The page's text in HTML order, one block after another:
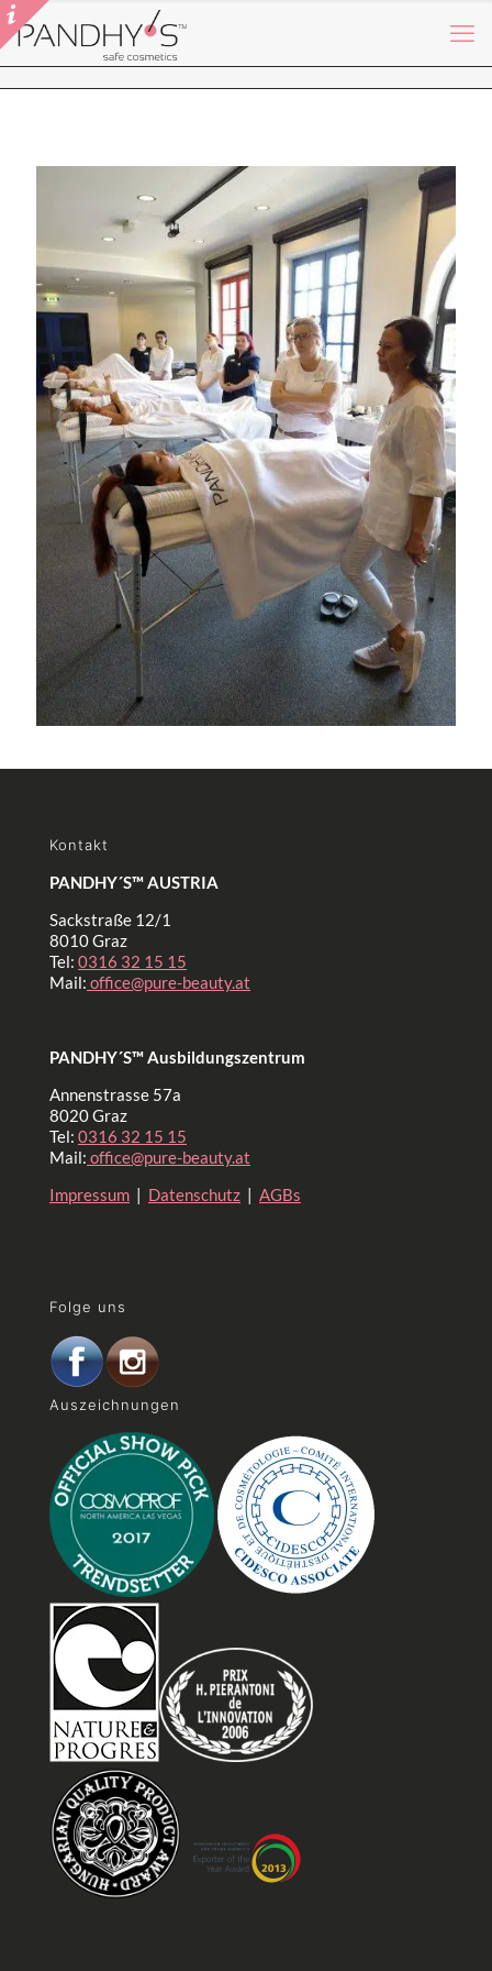
Kontakt
PANDHY´S™ AUSTRIA
Sackstraße 12/1
8010 Graz
Tel: 0316 32 15 15
Mail: office@pure-beauty.at
PANDHY´S™ Ausbildungszentrum
Annenstrasse 57a
8020 Graz
Tel: 0316 32 15 15
Mail: office@pure-beauty.at
Impressum | Datenschutz | AGBs
Folge uns
Auszeichnungen